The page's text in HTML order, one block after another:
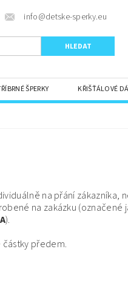
info@detske-sperky.eu
ŠPERKY KŘIŠŤÁLOVÉ
na přání
na zakázku (označené
).
předem.